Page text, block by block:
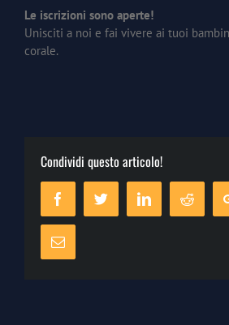
Le iscrizioni sono aperte!
Unisciti a noi e fai vivere ai tuoi
corale.
Condividi questo articolo!
FacebookTwitterLinkedin
Email